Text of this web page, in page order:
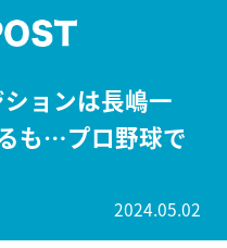
ョンは長嶋一
も…プロ野球で
2024.05.02